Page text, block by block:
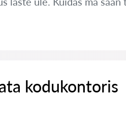
kodukontoris